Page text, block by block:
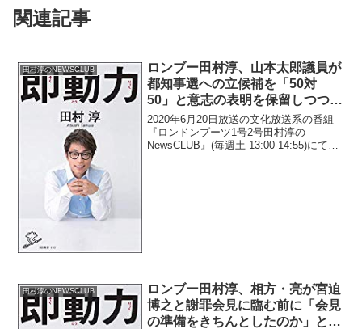
関連記事
田村淳のNEWSCLUB
ロンブー田村淳、山本太郎議員が
都知事選への立候補を「50対
50」と意志の表明を保留しつつも
ラジオ番組の帰り際に「応援演説
お願いできるかな？」と言ってき
たと暴露
2020年6月20日放送の文化放送系の番組
『ロンドンブーツ1号2号田村淳の
NewsCLUB』(毎週土 13:00-14:55)にて、
田村淳のNEWSCLUB
ロンブー田村淳、相方・亮が宮迫
博之と謝罪会見に臨む前に「会見
の準備をきちんとしたのか」と心